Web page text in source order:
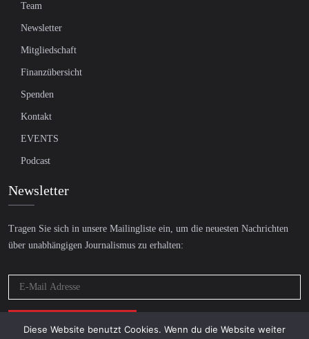
Team
Newsletter
Mitgliedschaft
Finanzübersicht
Spenden
Kontakt
EVENTS
Podcast
Newsletter
Tragen Sie sich in unsere Mailingliste ein, um die neuesten Nachrichten
über unabhängigen Journalismus zu erhalten:
Diese Website benutzt Cookies. Wenn du die Website weiter